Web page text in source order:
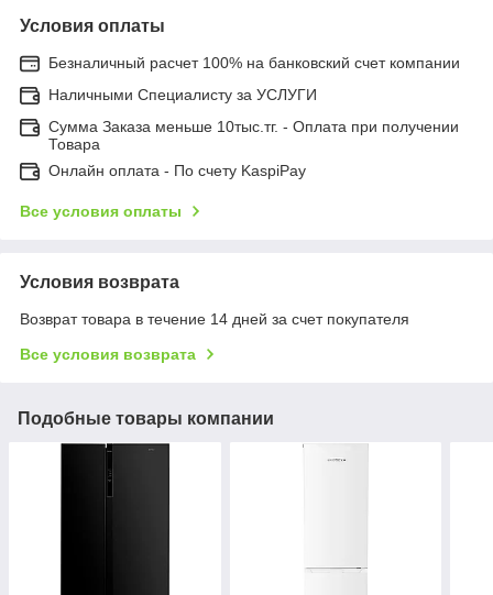
Условия оплаты
Безналичный расчет 100% на банковский счет компании
Наличными Специалисту за УСЛУГИ
Сумма Заказа меньше 10тыс.тг. - Оплата при получении
Товара
Онлайн оплата - По счету KaspiPay
Все условия оплаты
Условия возврата
Возврат товара в течение 14 дней за счет покупателя
Все условия возврата
Подобные товары компании